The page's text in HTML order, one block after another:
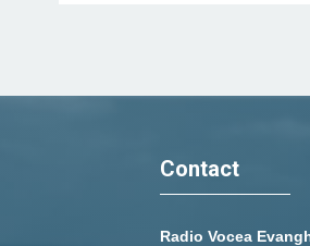
Contact
Radio Vocea